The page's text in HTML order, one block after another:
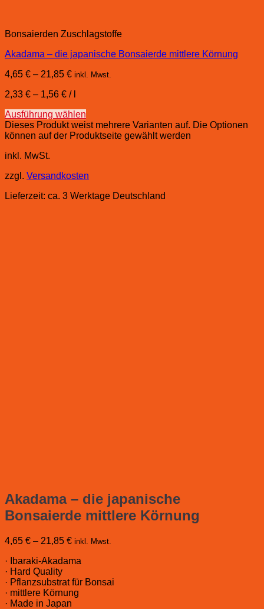
Bonsaierden Zuschlagstoffe
Akadama – die japanische Bonsaierde mittlere Körnung
4,65 € – 21,85 € inkl. Mwst.
2,33 € – 1,56 € /
Ausführung wählen
Dieses Produkt weist mehrere Varianten auf. Die Optionen
können auf der Produktseite gewählt werden
inkl. MwSt.
zzgl. Versandkosten
Lieferzeit: ca. 3 Werktage Deutschland
Akadama – die japanische
Bonsaierde mittlere Körnung
4,65 € – 21,85 € inkl. Mwst.
· Ibaraki-Akadama
· Hard Quality
· Pflanzsubstrat für Bonsai
· mittlere Körnung
· Made in Japan